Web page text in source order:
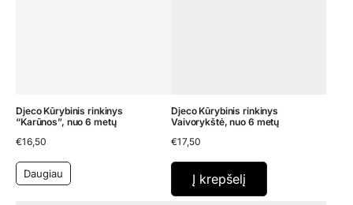
Djeco Kūrybinis rinkinys
“Karūnos”, nuo 6 metų
€16,50
Daugiau
Djeco Kūrybinis rinkinys
Vaivorykštė, nuo 6 metų
€17,50
Į krepšelį